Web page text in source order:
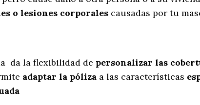
o lesiones corporales causadas por tu
da la flexibilidad de personalizar las
adaptar la póliza a las características